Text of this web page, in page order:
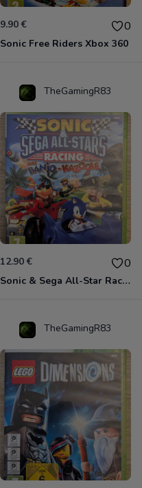
9.90 € 0
Sonic Free Riders Xbox 360
TheGamingR83
12.90 € 0
Sonic & Sega All-Star Racing avec Banjo-Kazooie Xbox 360
TheGamingR83